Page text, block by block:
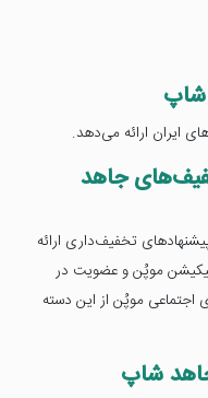
شاپ
ایران ارائه می‌دهد.
جاهد
تخفیف‌داری ارائه
موپُن و عضویت در
موپُن از این دسته
شاپ